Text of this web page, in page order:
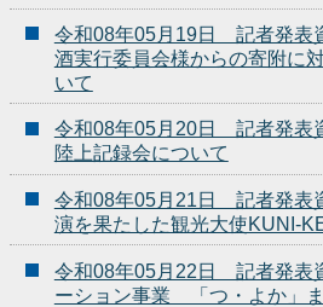
令和08年05月19日 記者発表
酒実行委員会様からの寄附に
いて
令和08年05月20日 記者発表
陸上記録会について
令和08年05月21日 記者発表
演を果たした観光大使KUNI-
令和08年05月22日 記者発表
ーション事業 「つ・よか」